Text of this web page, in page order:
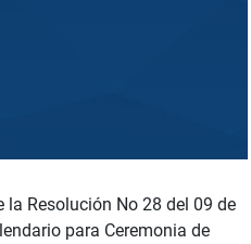
Resolución No 28 del 09 de
para Ceremonia de